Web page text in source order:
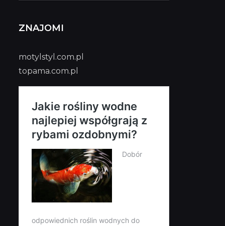
ZNAJOMI
motylstyl.com.pl
topama.com.pl